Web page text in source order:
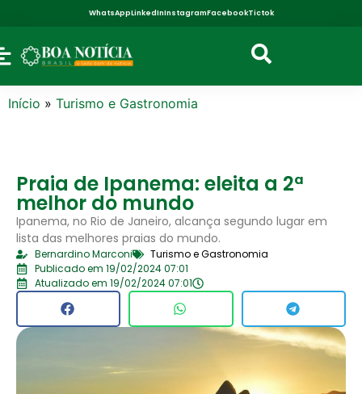
WhatsAppLinkedInInstagramFacebookTictok
Início » Turismo e Gastronomia
Praia de Ipanema: eleita a 2ª
melhor do mundo
Ipanema, no Rio de Janeiro, alcança segundo lugar em
lista das melhores praias do mundo.
Bernardino Marconi
Turismo e Gastronomia
Publicado em 19/02/2024 07:01
Atualizado em 19/02/2024 07:01